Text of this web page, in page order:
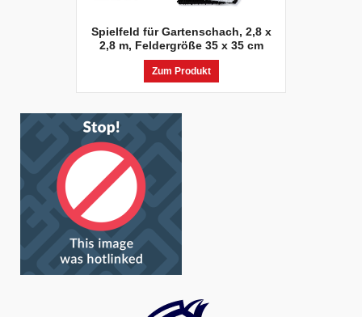
Spielfeld für Gartenschach, 2,8 x
2,8 m, Feldergröße 35 x 35 cm
Zum Produkt